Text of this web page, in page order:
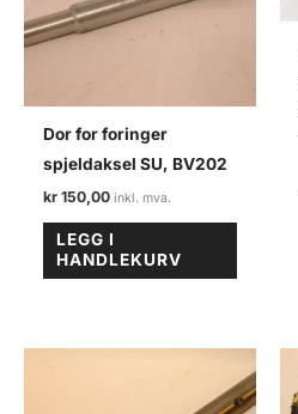
Dor for foringer
spjeldaksel SU, BV202
kr 150,00
LEGG I
HANDLEKURV